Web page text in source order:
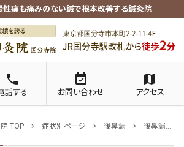
性痛も痛みのない鍼で根本改善する鍼灸院
phone
話する
event_available
お問い合わせ
map
アクセス
TOP chevron_right 症状別ページ chevron_right 後鼻漏 chevron_right 後鼻漏でお困りの方へ